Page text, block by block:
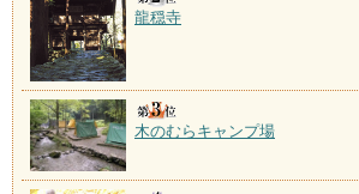
龍穏寺
木のむらキャンプ場